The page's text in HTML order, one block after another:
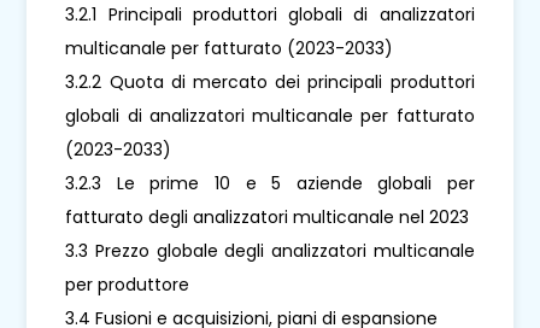
3.2.1 Principali produttori globali di analizzatori
multicanale per fatturato (2023-2033)
3.2.2 Quota di mercato dei principali produttori
globali di analizzatori multicanale per fatturato
(2023-2033)
3.2.3 Le prime 10 e 5 aziende globali per
fatturato degli analizzatori multicanale nel 2023
3.3 Prezzo globale degli analizzatori multicanale
per produttore
3.4 Fusioni e acquisizioni, piani di espansione